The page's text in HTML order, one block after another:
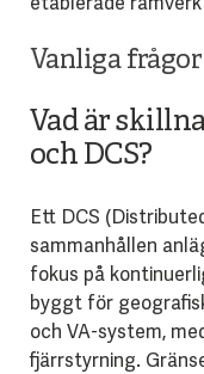
Vanliga
Vad är
och DCS?
Ett DCS
sammanhållen
fokus på
byggt för
och VA-system,
fjärrstyrning.